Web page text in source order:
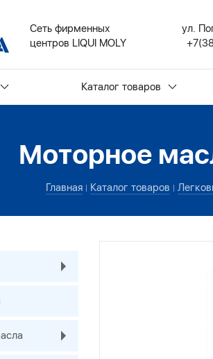
Сеть фирменных
центров LIQUI MOLY
ул.
Каталог товаров
Моторное
Главная Каталог товаров